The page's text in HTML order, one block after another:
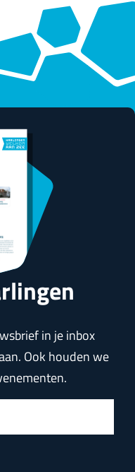
in je inbox
Ook houden we